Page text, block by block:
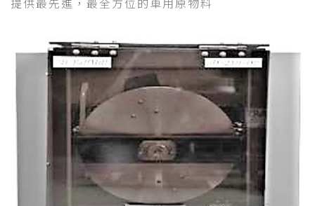
提供最先進，最全方位的車用原物料